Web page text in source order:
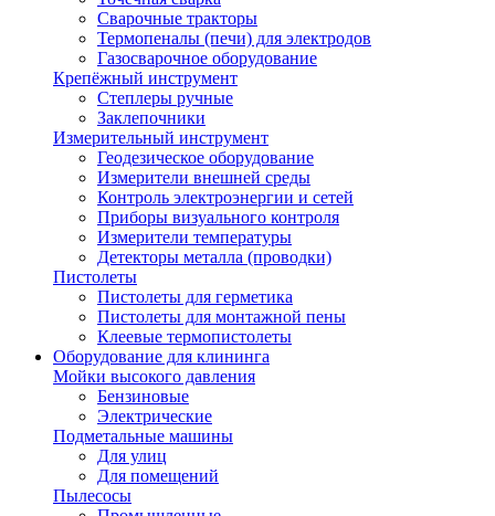
Сварочные тракторы
Термопеналы (печи) для электродов
Газосварочное оборудование
Крепёжный инструмент
Степлеры ручные
Заклепочники
Измерительный инструмент
Геодезическое оборудование
Измерители внешней среды
Контроль электроэнергии и сетей
Приборы визуального контроля
Измерители температуры
Детекторы металла (проводки)
Пистолеты
Пистолеты для герметика
Пистолеты для монтажной пены
Клеевые термопистолеты
Оборудование для клининга
Мойки высокого давления
Бензиновые
Электрические
Подметальные машины
Для улиц
Для помещений
Пылесосы